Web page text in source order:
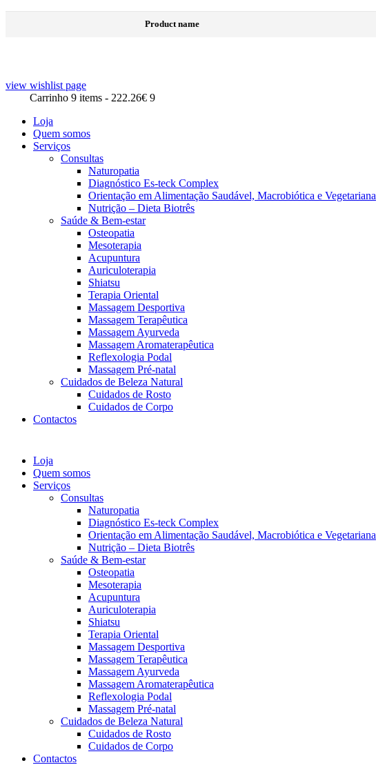
Product name
view wishlist page
Carrinho 9 items - 222.26€ 9
Loja
Quem somos
Serviços
Consultas
Naturopatia
Diagnóstico Es-teck Complex
Orientação em Alimentação Saudável, Macrobiótica e Vegetariana
Nutrição – Dieta Biotrês
Saúde & Bem-estar
Osteopatia
Mesoterapia
Acupuntura
Auriculoterapia
Shiatsu
Terapia Oriental
Massagem Desportiva
Massagem Terapêutica
Massagem Ayurveda
Massagem Aromaterapêutica
Reflexologia Podal
Massagem Pré-natal
Cuidados de Beleza Natural
Cuidados de Rosto
Cuidados de Corpo
Contactos
Loja
Quem somos
Serviços
Consultas
Naturopatia
Diagnóstico Es-teck Complex
Orientação em Alimentação Saudável, Macrobiótica e Vegetariana
Nutrição – Dieta Biotrês
Saúde & Bem-estar
Osteopatia
Mesoterapia
Acupuntura
Auriculoterapia
Shiatsu
Terapia Oriental
Massagem Desportiva
Massagem Terapêutica
Massagem Ayurveda
Massagem Aromaterapêutica
Reflexologia Podal
Massagem Pré-natal
Cuidados de Beleza Natural
Cuidados de Rosto
Cuidados de Corpo
Contactos